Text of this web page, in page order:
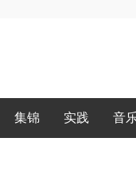
集锦 实践 音